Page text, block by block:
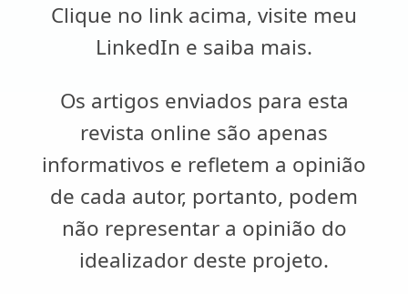
Clique no link acima, visite meu
LinkedIn e saiba mais.
Os artigos enviados para esta
revista online são apenas
informativos e refletem a opinião
de cada autor, portanto, podem
não representar a opinião do
idealizador deste projeto.